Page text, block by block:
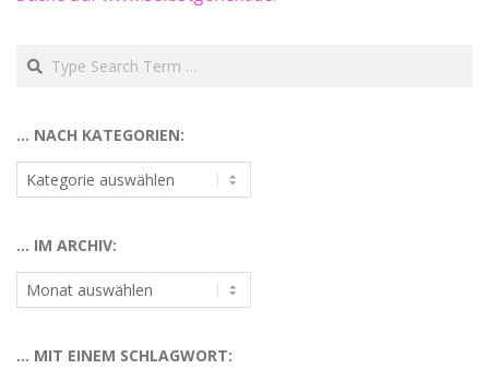
Search
… NACH KATEGORIEN:
…
nach
… IM ARCHIV:
…
im
… MIT EINEM SCHLAGWORT: